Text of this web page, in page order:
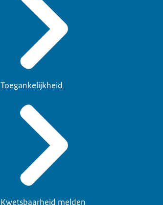
Toegankelijkheid
Kwetsbaarheid melden